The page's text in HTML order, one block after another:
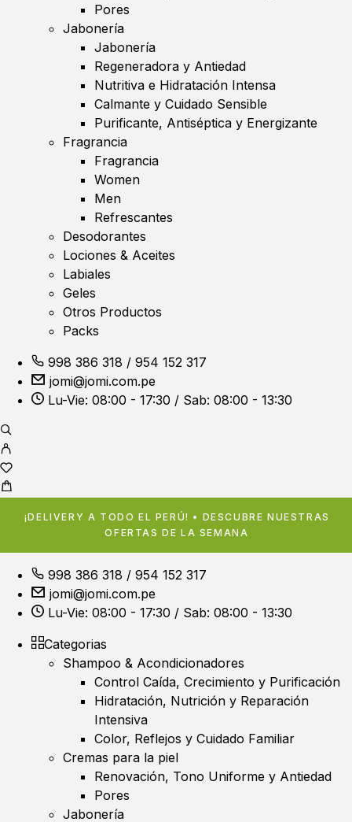
Pores
Jabonería
Jabonería
Regeneradora y Antiedad
Nutritiva e Hidratación Intensa
Calmante y Cuidado Sensible
Purificante, Antiséptica y Energizante
Fragrancia
Fragrancia
Women
Men
Refrescantes
Desodorantes
Lociones & Aceites
Labiales
Geles
Otros Productos
Packs
998 386 318 / 954 152 317
jomi@jomi.com.pe
Lu-Vie: 08:00 - 17:30 / Sab: 08:00 - 13:30
¡DELIVERY A TODO EL PERÚ! • DESCUBRE NUESTRAS
OFERTAS DE LA SEMANA
998 386 318 / 954 152 317
jomi@jomi.com.pe
Lu-Vie: 08:00 - 17:30 / Sab: 08:00 - 13:30
Categorias
Shampoo & Acondicionadores
Control Caída, Crecimiento y Purificación
Hidratación, Nutrición y Reparación
Intensiva
Color, Reflejos y Cuidado Familiar
Cremas para la piel
Renovación, Tono Uniforme y Antiedad
Pores
Jabonería